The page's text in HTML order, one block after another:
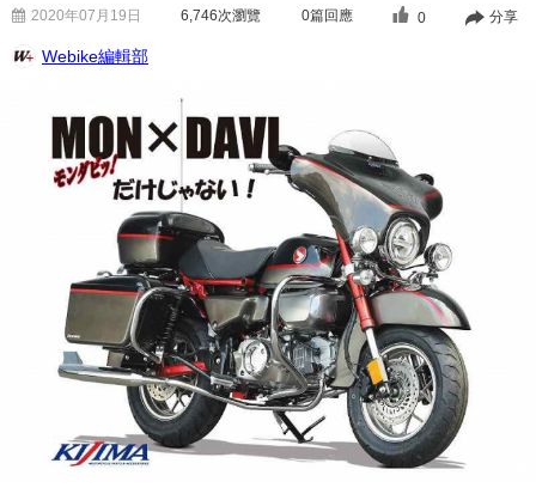
2020年07月19日 6,746次瀏覽 0篇回應 0 分享
Webike編輯部